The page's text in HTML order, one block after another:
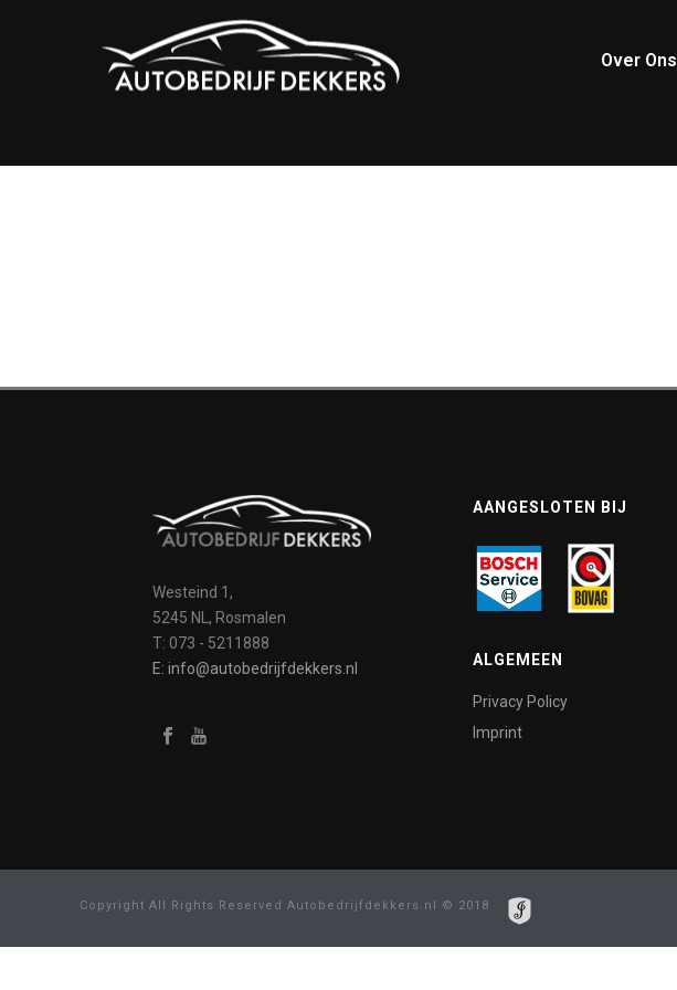
Over Ons
Westeind 1,
5245 NL, Rosmalen
T: 073 - 5211888
E: info@autobedrijfdekkers.nl
AANGESLOTEN BIJ
ALGEMEEN
Privacy Policy
Imprint
Copyright All Rights Reserved Autobedrijfdekkers.nl © 2018